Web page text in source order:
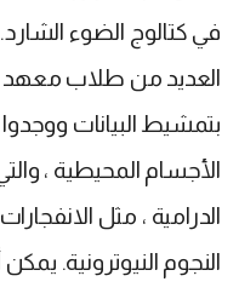
العديد من طلاب معهد
بتمشيط البيانات
الأجسام المحيطية ،
الدرامية ، مثل
النجوم النيوترونية.